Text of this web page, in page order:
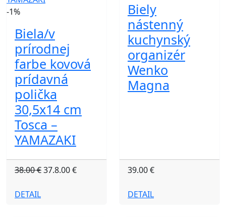
-1%
Biela/v
prírodnej
farbe kovová
prídavná
polička
30,5x14 cm
Tosca –
YAMAZAKI
38.00 €37.8.00 €
DETAIL
Biely
nástenný
kuchynský
organizér
Wenko
Magna
39.00 €
DETAIL